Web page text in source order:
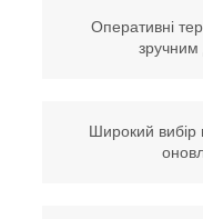
Оперативні
зручним
Широкий вибір